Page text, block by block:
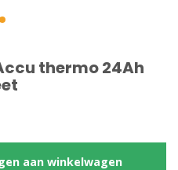
thermo 24Ah
aan winkelwagen